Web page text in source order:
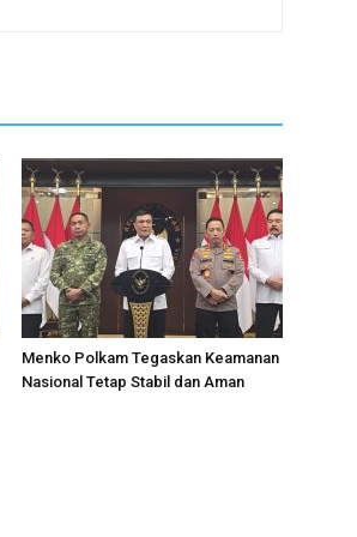
Menko Polkam Tegaskan Keamanan
Nasional Tetap Stabil dan Aman